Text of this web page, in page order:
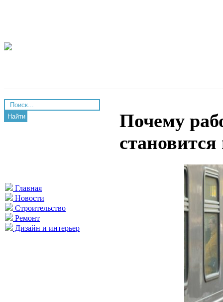
Найти
Главная
Новости
Строительство
Ремонт
Дизайн и интерьер
Почему